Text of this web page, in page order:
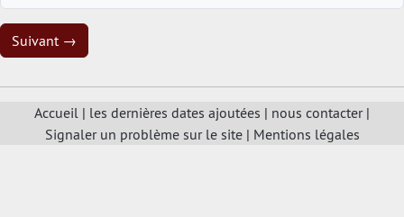
Suivant →
Accueil | les dernières dates ajoutées | nous contacter|
Signaler un problème sur le site| Mentions légales